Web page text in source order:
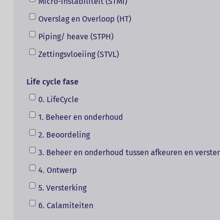
Overslag en Overloop (HT)
Piping/ heave (STPH)
Zettingsvloeiing (STVL)
Life cycle fase
0. LifeCycle
1. Beheer en onderhoud
2. Beoordeling
3. Beheer en onderhoud tussen afkeuren en
4. Ontwerp
5. Versterking
6. Calamiteiten